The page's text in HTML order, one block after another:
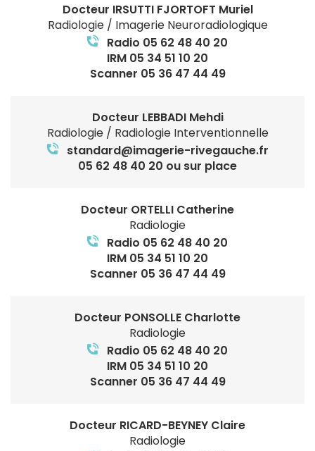
Docteur IRSUTTI FJORTOFT Muriel
Radiologie / Imagerie Neuroradiologique
Radio 05 62 48 40 20
IRM 05 34 51 10 20
Scanner 05 36 47 44 49
Docteur LEBBADI Mehdi
Radiologie / Radiologie Interventionnelle
standard@imagerie-rivegauche.fr
05 62 48 40 20 ou sur place
Docteur ORTELLI Catherine
Radiologie
Radio 05 62 48 40 20
IRM 05 34 51 10 20
Scanner 05 36 47 44 49
Docteur PONSOLLE Charlotte
Radiologie
Radio 05 62 48 40 20
IRM 05 34 51 10 20
Scanner 05 36 47 44 49
Docteur RICARD-BEYNEY Claire
Radiologie